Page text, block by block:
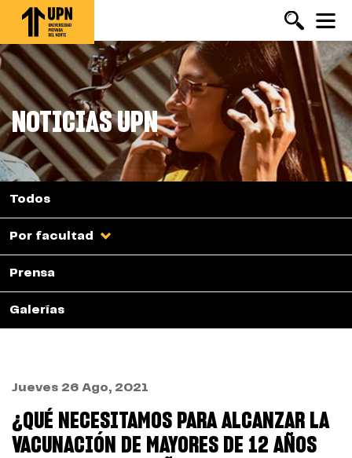
Pasar
contenido
principal
NOTICIAS UPN
Todos
Por facultad
Prensa
Galerías
Jueves 26 Ago, 2021
¿QUÉ NECESITAMOS PARA ALCANZAR LA
VACUNACIÓN DE MAYORES DE 12 AÑOS